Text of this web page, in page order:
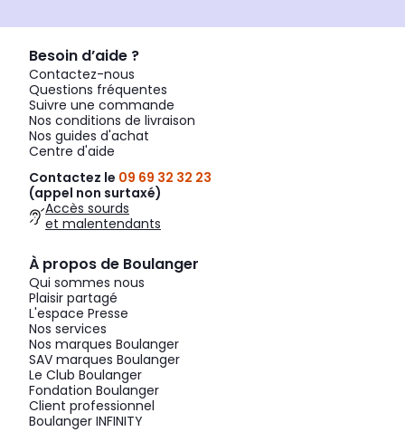
Besoin d’aide ?
Contactez-nous
Questions fréquentes
Suivre une commande
Nos conditions de livraison
Nos guides d'achat
Centre d'aide
Contactez le 09 69 32 32 23
(appel non surtaxé)
Accès sourds
et malentendants
À propos de Boulanger
Qui sommes nous
Plaisir partagé
L'espace Presse
Nos services
Nos marques Boulanger
SAV marques Boulanger
Le Club Boulanger
Fondation Boulanger
Client professionnel
Boulanger INFINITY